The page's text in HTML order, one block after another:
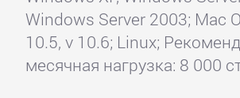
Windows Server 2003; Mac
10.5, v 10.6; Linux;
месячная нагрузка: 8 000